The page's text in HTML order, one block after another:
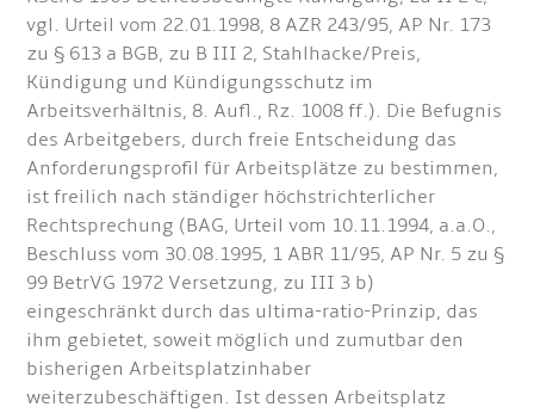
vgl. Urteil vom 22.01.1998, 8 AZR 243/95, AP Nr. 173
zu § 613 a BGB, zu B III 2, Stahlhacke/Preis,
Kündigung und Kündigungsschutz im
Arbeitsverhältnis, 8. Aufl., Rz. 1008 ff.). Die Befugnis
des Arbeitgebers, durch freie Entscheidung das
Anforderungsprofil für Arbeitsplätze zu bestimmen,
ist freilich nach ständiger höchstrichterlicher
Rechtsprechung (BAG, Urteil vom 10.11.1994, a.a.O.,
Beschluss vom 30.08.1995, 1 ABR 11/95, AP Nr. 5 zu §
99 BetrVG 1972 Versetzung, zu III 3 b)
eingeschränkt durch das ultima-ratio-Prinzip, das
ihm gebietet, soweit möglich und zumutbar den
bisherigen Arbeitsplatzinhaber
weiterzubeschäftigen. Ist dessen Arbeitsplatz